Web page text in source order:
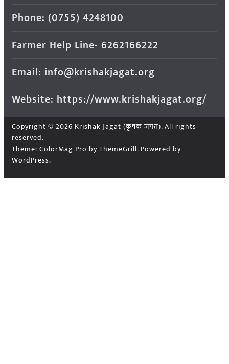
Phone: (0755) 4248100
Farmer Help Line- 6262166222
Email: info@krishakjagat.org
Website: https://www.krishakjagat.org/
Copyright © 2026 Krishak Jagat (कृषक जगत). All rights
reserved.
Theme: ColorMag Pro by ThemeGrill. Powered by
WordPress.